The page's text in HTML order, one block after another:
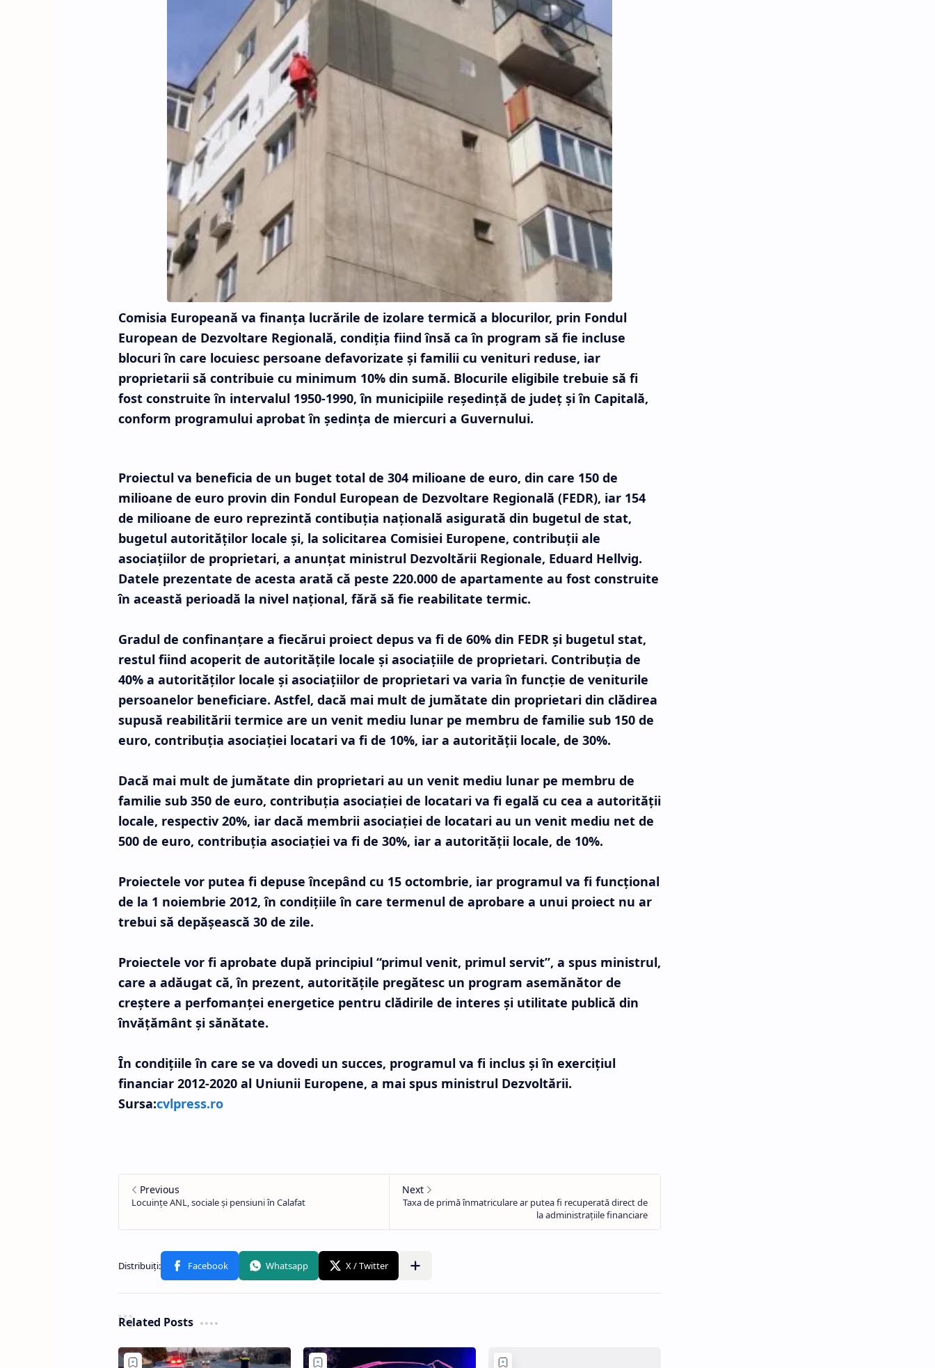
Comisia Europeană va finanţa lucrările de izolare termică a blocurilor, prin Fondul
European de Dezvoltare Regională, condiţia fiind însă ca în program să fie incluse
blocuri în care locuiesc persoane defavorizate şi familii cu venituri reduse, iar
proprietarii să contribuie cu minimum 10% din sumă. Blocurile eligibile trebuie să fi
fost construite în intervalul 1950-1990, în municipiile reşedinţă de judeţ şi în Capitală,
conform programului aprobat în şedinţa de miercuri a Guvernului.
Proiectul va beneficia de un buget total de 304 milioane de euro, din care 150 de
milioane de euro provin din Fondul European de Dezvoltare Regională (FEDR), iar 154
de milioane de euro reprezintă contibuţia naţională asigurată din bugetul de stat,
bugetul autorităţilor locale şi, la solicitarea Comisiei Europene, contribuţii ale
asociaţiilor de proprietari, a anunţat ministrul Dezvoltării Regionale, Eduard Hellvig.
Datele prezentate de acesta arată că peste 220.000 de apartamente au fost construite
în această perioadă la nivel naţional, fără să fie reabilitate termic.
Gradul de confinanţare a fiecărui proiect depus va fi de 60% din FEDR şi bugetul stat,
restul fiind acoperit de autorităţile locale şi asociaţiile de proprietari. Contribuţia de
40% a autorităţilor locale şi asociaţiilor de proprietari va varia în funcţie de veniturile
persoanelor beneficiare. Astfel, dacă mai mult de jumătate din proprietari din clădirea
supusă reabilitării termice are un venit mediu lunar pe membru de familie sub 150 de
euro, contribuţia asociaţiei locatari va fi de 10%, iar a autorităţii locale, de 30%.
Dacă mai mult de jumătate din proprietari au un venit mediu lunar pe membru de
familie sub 350 de euro, contribuţia asociaţiei de locatari va fi egală cu cea a autorităţii
locale, respectiv 20%, iar dacă membrii asociaţiei de locatari au un venit mediu net de
500 de euro, contribuţia asociaţiei va fi de 30%, iar a autorităţii locale, de 10%.
Proiectele vor putea fi depuse începând cu 15 octombrie, iar programul va fi funcţional
de la 1 noiembrie 2012, în condiţiile în care termenul de aprobare a unui proiect nu ar
trebui să depăşească 30 de zile.
Proiectele vor fi aprobate după principiul “primul venit, primul servit”, a spus ministrul,
care a adăugat că, în prezent, autorităţile pregătesc un program asemănător de
creştere a perfomanţei energetice pentru clădirile de interes şi utilitate publică din
învăţământ şi sănătate.
În condiţiile în care se va dovedi un succes, programul va fi inclus şi în exerciţiul
financiar 2012-2020 al Uniunii Europene, a mai spus ministrul Dezvoltării.
Sursa:cvlpress.ro
Related Posts